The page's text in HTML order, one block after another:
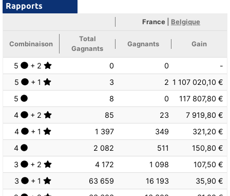
Rapports
France Belgique
Combinaison
Total
Gagnants
Gagnants Gain
5 + 2 0 0
-
5
+ 1 3 2 1 107 020,10 €
5
8 0
117 807,80 €
4
+ 2 85 23
7 919,80 €
4
+ 1 1 397 349
321,20 €
4
2 082 511
150,80 €
3
+ 2 4 172 1 098
107,50 €
3
+ 1 63 659 16 193
35,90 €